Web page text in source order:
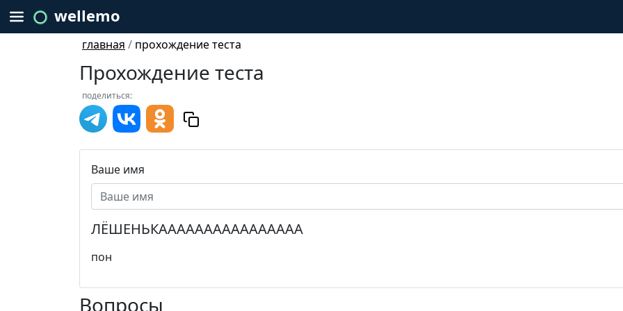
wellemo
главная / прохождение теста
Прохождение теста
поделиться:
Ваше имя
ЛЁШЕНЬКАААААААААААААААА
пон
Вопросы